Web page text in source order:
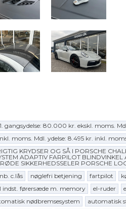
gangsydelse: 80.000 kr. ekskl. moms.
moms. Mdl. ydelse: 8.495 kr. inkl.
KRYDSER OG SÅ I PORSCHE
ADAPTIV FARPILOT
SIKKERHEDSSELER PORSCHE
c.lås nøglefri betjening fartpilot
indst. førersæde m. memory el-ruder
nødbremsesystem automatisk